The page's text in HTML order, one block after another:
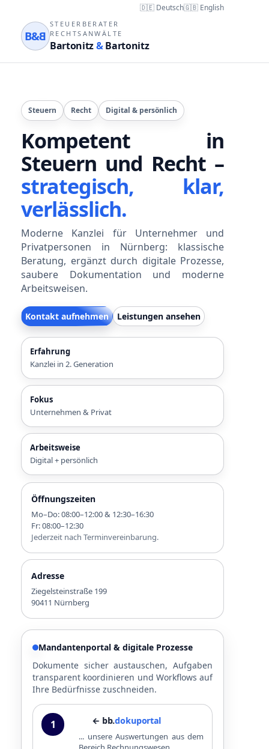
🇩🇪 Deutsch🇬🇧 English
B&B
STEUERBERATER
RECHTSANWÄLTE
Bartonitz&Bartonitz
Steuern Recht Digital & persönlich
Kompetent in
Steuern und Recht –
strategisch, klar,
verlässlich.
Moderne Kanzlei für Unternehmer und
Privatpersonen in Nürnberg: klassische
Beratung, ergänzt durch digitale Prozesse,
saubere Dokumentation und moderne
Arbeitsweisen.
Kontakt aufnehmen Leistungen ansehen
Erfahrung
Kanzlei in 2. Generation
Fokus
Unternehmen & Privat
Arbeitsweise
Digital + persönlich
Öffnungszeiten
Mo–Do: 08:00–12:00 & 12:30–16:30
Fr: 08:00–12:30
Jederzeit nach Terminvereinbarung.
Adresse
Ziegelsteinstraße 199
90411 Nürnberg
Mandantenportal & digitale Prozesse
Dokumente sicher austauschen, Aufgaben
transparent koordinieren und Workflows auf
Ihre Bedürfnisse zuschneiden.
1 ← bb. dokuportal
... unsere Auswertungen aus dem